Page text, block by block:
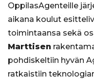
OppilasAgenteille
aikana koulut
toimintaansa sekä
Marttisen
pohdiskeltiin hyvän
ratkaistiin